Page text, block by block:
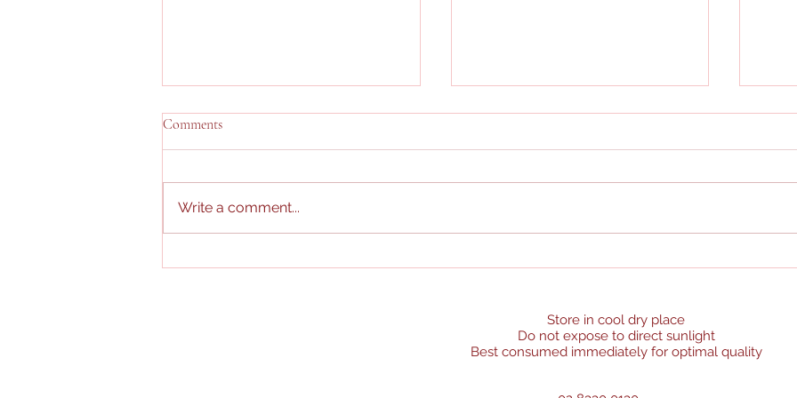
Easter Bag
Comments
Write a comment...
Store in cool dry place
Do not expose to direct sunlight
Best consumed immediately for optimal quality